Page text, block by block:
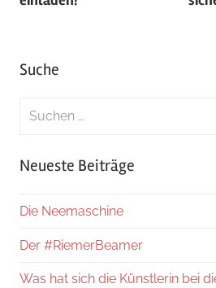
Suche
Suchen
Neueste Beiträge
Die Neemaschine
Der #RiemerBeamer
Was hat sich die Künstlerin bei